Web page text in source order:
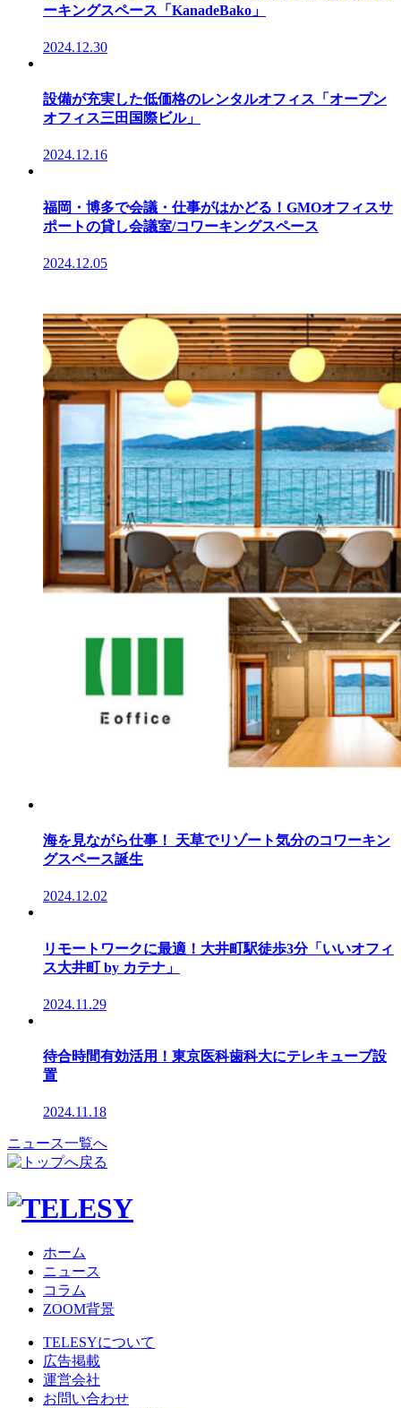
ーキングスペース「KanadeBako」
2024.12.30
設備が充実した低価格のレンタルオフィス「オープン
オフィス三田国際ビル」
2024.12.16
福岡・博多で会議・仕事がはかどる！GMOオフィスサ
ポートの貸し会議室/コワーキングスペース
2024.12.05
海を見ながら仕事！ 天草でリゾート気分のコワーキン
グスペース誕生
2024.12.02
リモートワークに最適！大井町駅徒歩3分「いいオフィ
ス大井町 by カテナ」
2024.11.29
待合時間有効活用！東京医科歯科大にテレキューブ設
置
2024.11.18
ニュース一覧へ
ホーム
ニュース
コラム
ZOOM背景
TELESYについて
広告掲載
運営会社
お問い合わせ